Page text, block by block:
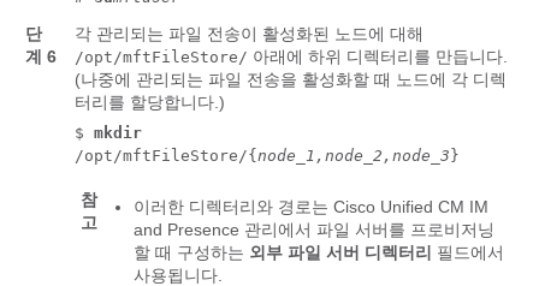
단
계 6
각 관리되는 파일 전송이 활성화된 노드에 대해
/opt/mftFileStore/ 아래에 하위 디렉터리를 만듭니다.
(나중에 관리되는 파일 전송을 활성화할 때 노드에 각 디렉
터리를 할당합니다.)
$ mkdir
/opt/mftFileStore/{ node_1,node_2,node_3 }
참
고
이러한 디렉터리와 경로는 Cisco Unified CM IM
and Presence 관리에서 파일 서버를 프로비저닝
할 때 구성하는 외부 파일 서버 디렉터리 필드에서
사용됩니다.